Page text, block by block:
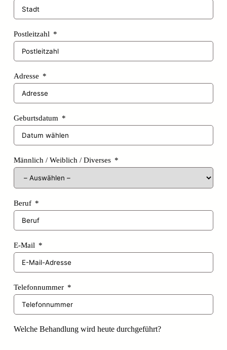
Postleitzahl
Adresse
Geburtsdatum
Männlich / Weiblich / Diverses
Beruf
E-Mail
Telefonnummer
Welche Behandlung wird heute durchgeführt?